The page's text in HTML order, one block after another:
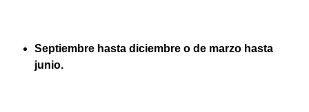
Septiembre hasta diciembre o de marzo hasta
junio.